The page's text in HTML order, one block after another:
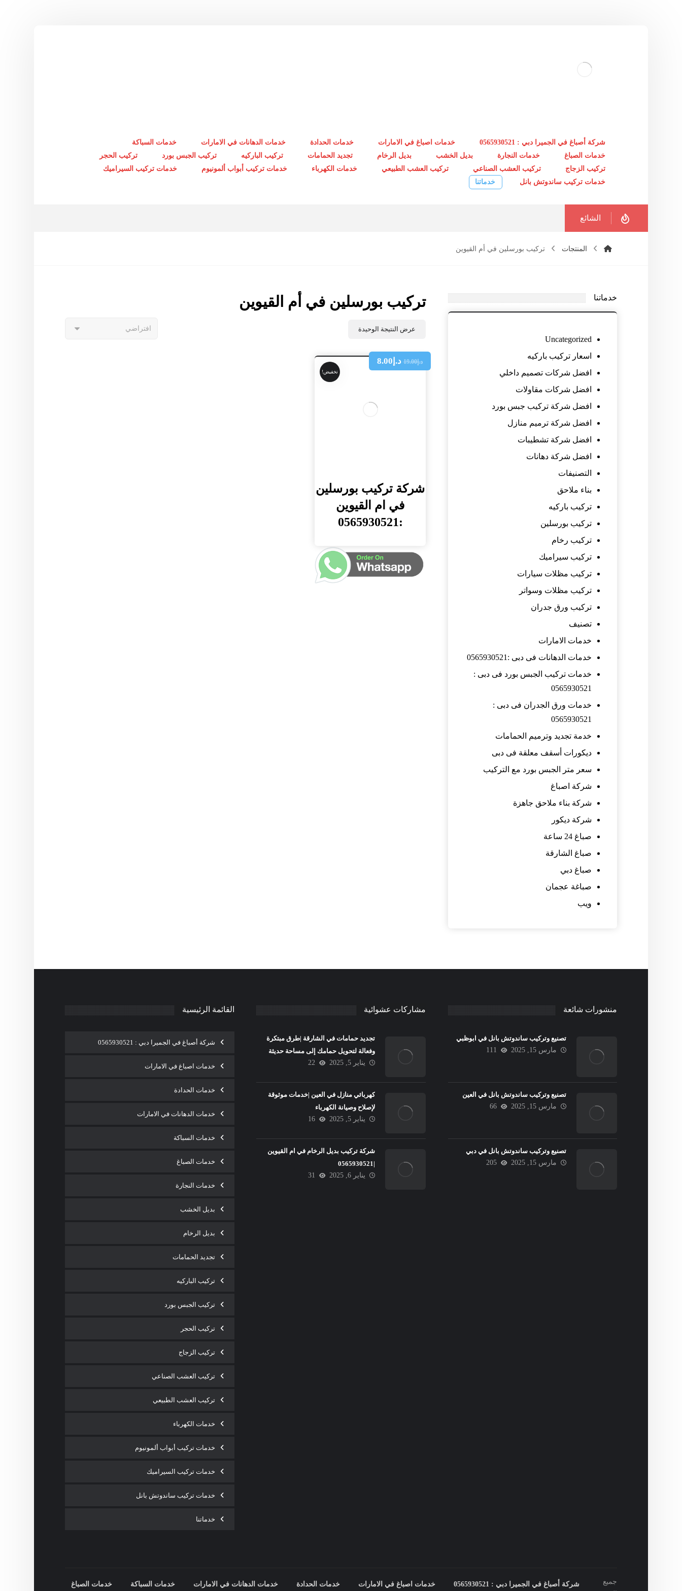
شركة أصباغ في الجميرا دبي : 0565930521 خدمات اصباغ في الامارات خدمات الحدادة خدمات الدهانات في الامارات
خدمات السباكة
خدمات الصباغ
خدمات النجارة بديل الخشب بديل الرخام تجديد الحمامات تركيب الباركيه تركيب الجبس بورد
تركيب الحجر
تركيب الزجاج
تركيب العشب الصناعي تركيب العشب الطبيعي خدمات الكهرباء خدمات تركيب أبواب ألمونيوم
خدمات تركيب السيراميك
خدمات تركيب ساندوتش بانل
خدماتنا
الشائع
المنتجات تركيب بورسلين في أم القيوين
تركيب بورسلين في أم القيوين
عرض النتيجة الوحيدة
تخفيض!
شركة تركيب بورسلين
في ام القيوين
:0565930521
د.إ19.00 د.إ 8.00
خدماتنا
Uncategorized
اسعار تركيب باركيه
افضل شركات تصميم داخلي
افضل شركات مقاولات
افضل شركة تركيب جبس بورد
افضل شركة ترميم منازل
افضل شركة تشطيبات
افضل شركة دهانات
التصنيفات
بناء ملاحق
تركيب باركيه
تركيب بورسلين
تركيب رخام
تركيب سيراميك
تركيب مظلات سيارات
تركيب مظلات وسواتر
تركيب ورق جدران
تصنيف
خدمات الامارات
خدمات الدهانات فى دبى :0565930521
خدمات تركيب الجبس بورد فى دبى :
0565930521
خدمات ورق الجدران فى دبى :
0565930521
خدمة تجديد وترميم الحمامات
ديكورات أسقف معلقة فى دبى
سعر متر الجبس بورد مع التركيب
شركة اصباغ
شركة بناء ملاحق جاهزة
شركة ديكور
صباغ 24 ساعة
صباغ الشارقة
صباغ دبي
صباغة عجمان
ويب
منشورات شائعة
تصنيع وتركيب ساندوتش بانل في ابوظبي
مارس 15, 2025
111
تصنيع وتركيب ساندوتش بانل في العين
مارس 15, 2025
66
تصنيع وتركيب ساندوتش بانل في دبي
مارس 15, 2025
205
مشاركات عشوائية
تجديد حمامات في الشارقة |طرق مبتكرة
وفعالة لتحويل حمامك إلى مساحة حديثة
يناير 5, 2025
22
كهربائي منازل في العين |خدمات موثوقة
لإصلاح وصيانة الكهرباء
يناير 5, 2025
16
شركة تركيب بديل الرخام في ام القيوين
|0565930521
يناير 6, 2025
31
القائمة الرئيسية
شركة أصباغ في الجميرا دبي : 0565930521
خدمات اصباغ في الامارات
خدمات الحدادة
خدمات الدهانات في الامارات
خدمات السباكة
خدمات الصباغ
خدمات النجارة
بديل الخشب
بديل الرخام
تجديد الحمامات
تركيب الباركيه
تركيب الجبس بورد
تركيب الحجر
تركيب الزجاج
تركيب العشب الصناعي
تركيب العشب الطبيعي
خدمات الكهرباء
خدمات تركيب أبواب ألمونيوم
خدمات تركيب السيراميك
خدمات تركيب ساندوتش بانل
خدماتنا
جميع
شركة أصباغ في الجميرا دبي : 0565930521 خدمات اصباغ في الامارات خدمات الحدادة خدمات الدهانات في الامارات خدمات السباكة خدمات الصباغ